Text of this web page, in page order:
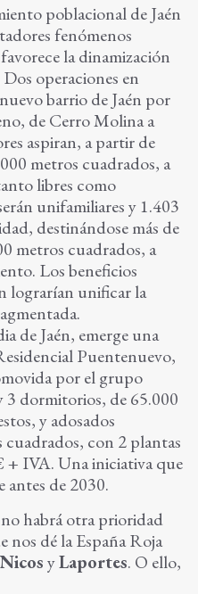
poblacional de Jaén
fenómenos
la dinamización
operaciones en
barrio de Jaén por
de Cerro Molina a
aspiran, a partir de
metros cuadrados, a
libres como
unifamiliares y 1.403
destinándose más de
metros cuadrados, a
Los beneficios
lograrían unificar la
de Jaén, emerge una
Puentenuevo,
por el grupo
3 dormitorios, de 65.000
y adosados
con 2 plantas
+ IVA. Una iniciativa que
antes de 2030.
habrá otra prioridad
nos dé la España Roja
NicosyLaportes. O ello,